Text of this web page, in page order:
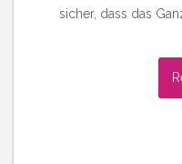
sicher, dass das